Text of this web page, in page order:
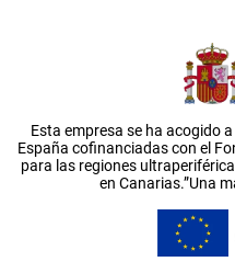
Esta empresa se ha acogido
España cofinanciadas con el
para las regiones
en Canarias.”Una